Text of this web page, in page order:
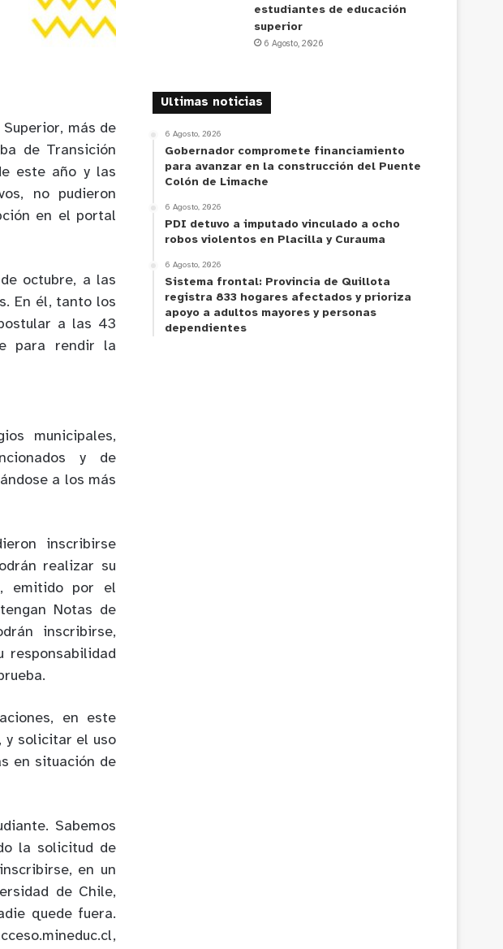
más de
de Transición
este año y las
no pudieron
en el portal
octubre, a las
En él, tanto los
a las 43
para rendir la
municipales,
y de
a los más
inscribirse
realizar su
emitido por el
Notas de
inscribirse,
responsabilidad
en este
y solicitar el uso
en situación de
Sabemos
la solicitud de
en un
de Chile,
quede fuera.
estudiantes de educación
superior
6 Agosto, 2026
Ultimas noticias
6 Agosto, 2026
Gobernador compromete financiamiento
para avanzar en la construcción del Puente
Colón de Limache
6 Agosto, 2026
PDI detuvo a imputado vinculado a ocho
robos violentos en Placilla y Curauma
6 Agosto, 2026
Sistema frontal: Provincia de Quillota
registra 833 hogares afectados y prioriza
apoyo a adultos mayores y personas
dependientes